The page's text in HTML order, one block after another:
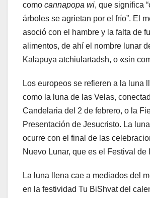
como cannapopa wi, que significa
árboles se agrietan por el frío”. El
asoció con el hambre y la falta de
alimentos, de ahí el nombre lunar
Kalapuya atchiulartadsh, o «sin
Los europeos se refieren a la luna
como la luna de las Velas,
Candelaria del 2 de febrero, o la
Presentación de Jesucristo. La
ocurre con el final de las
Nuevo Lunar, que es el Festival de
La luna llena cae a mediados del
en la festividad Tu BiShvat del